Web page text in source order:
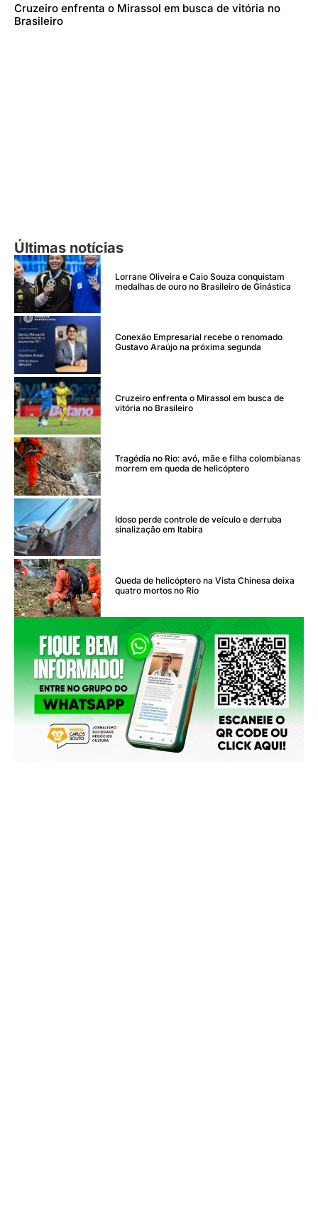
Cruzeiro enfrenta o Mirassol em busca de vitória no
Brasileiro
Últimas notícias
Lorrane Oliveira e Caio Souza conquistam
medalhas de ouro no Brasileiro de Ginástica
Conexão Empresarial recebe o renomado
Gustavo Araújo na próxima segunda
Cruzeiro enfrenta o Mirassol em busca de
vitória no Brasileiro
Tragédia no Rio: avó, mãe e filha colombianas
morrem em queda de helicóptero
Idoso perde controle de veículo e derruba
sinalização em Itabira
Queda de helicóptero na Vista Chinesa deixa
quatro mortos no Rio